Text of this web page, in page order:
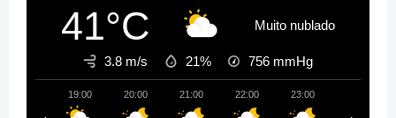
41°C Muito nublado
3.8 m/s 21% 756 mmHg
19:00 20:00 21:00 22:00 23:00